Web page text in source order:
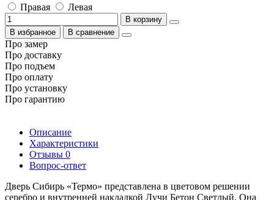
Правая
Левая
В корзину
В избранное
В сравнение
Про замер
Про доставку
Про подъем
Про оплату
Про установку
Про гарантию
Описание
Характеристики
Отзывы 0
Вопрос-ответ
Дверь Сибирь «Термо» представлена в цветовом решении
серебро и внутренней накладкой Лучи Бетон Светлый. Она